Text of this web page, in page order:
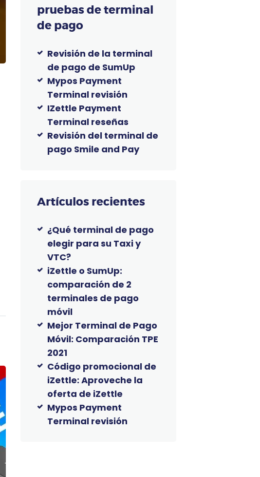
pruebas de terminal
de pago
Revisión de la terminal
de pago de SumUp
Mypos Payment
Terminal revisión
IZettle Payment
Terminal reseñas
Revisión del terminal de
pago Smile and Pay
Artículos recientes
¿Qué terminal de pago
elegir para su Taxi y
VTC?
iZettle o SumUp:
comparación de 2
terminales de pago
móvil
Mejor Terminal de Pago
Móvil: Comparación TPE
2021
Código promocional de
iZettle: Aproveche la
oferta de iZettle
Mypos Payment
Terminal revisión